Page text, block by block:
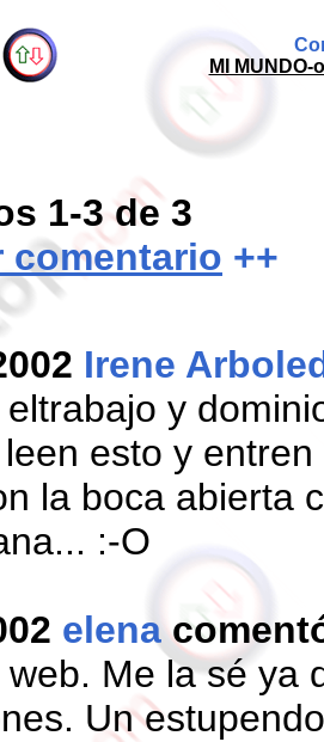
MI
1-3 de 3
comentario ++
Irene
y
esto y
la boca abierta
:-O
elena
web. Me la sé ya
Un